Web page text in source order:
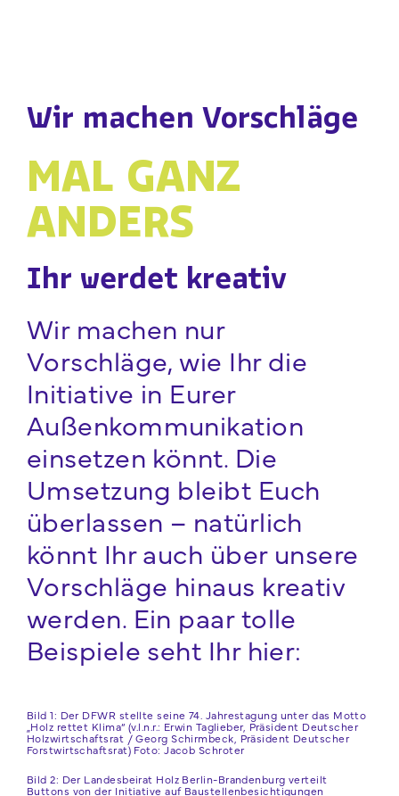
Wir machen Vorschläge
MAL GANZ
ANDERS
Ihr werdet kreativ
Wir machen nur
Vorschläge, wie Ihr die
Initiative in Eurer
Außenkommunikation
einsetzen könnt. Die
Umsetzung bleibt Euch
überlassen – natürlich
könnt Ihr auch über unsere
Vorschläge hinaus kreativ
werden. Ein paar tolle
Beispiele seht Ihr hier:
Bild 1: Der DFWR stellte seine 74. Jahrestagung unter das Motto
„Holz rettet Klima“ (v.l.n.r.: Erwin Taglieber, Präsident Deutscher
Holzwirtschaftsrat / Georg Schirmbeck, Präsident Deutscher
Forstwirtschaftsrat) Foto: Jacob Schroter
Bild 2: Der Landesbeirat Holz Berlin-Brandenburg verteilt
Buttons von der Initiative auf Baustellenbesichtigungen